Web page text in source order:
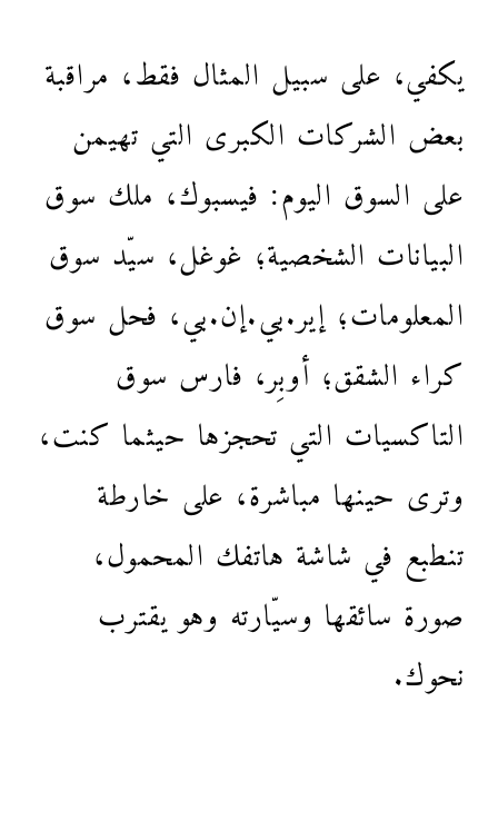
يكفي، على سبيل المثال فقط، مراقبة
بعض الشركات الكبرى التي تهيمن
على السوق اليوم: فيسبوك، ملك سوق
البيانات الشخصية؛ غوغل، سيّد سوق
المعلومات؛ إير.بي.إن.بي، فحل سوق
كراء الشقق؛ أوبِر، فارس سوق
التاكسيات التي تحجزها حيثما كنت،
وترى حينها مباشرة، على خارطة
تنطبع في شاشة هاتفك المحمول،
صورة سائقها وسيّارته وهو يقترب
نحوك.